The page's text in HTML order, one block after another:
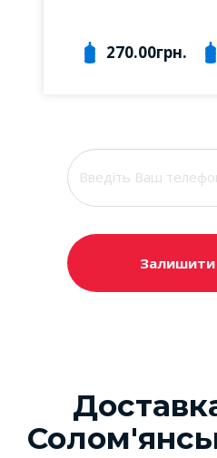
270.00грн.
Залишити